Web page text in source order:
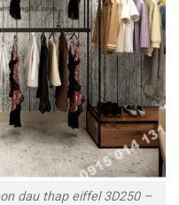
dau thap eiffel 3D250 –